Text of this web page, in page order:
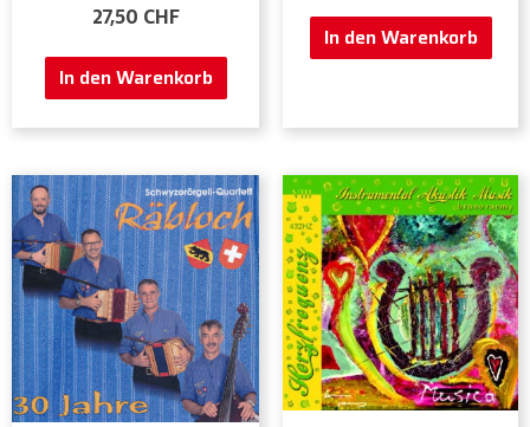
27,50 CHF
In den Warenkorb
In den Warenkorb